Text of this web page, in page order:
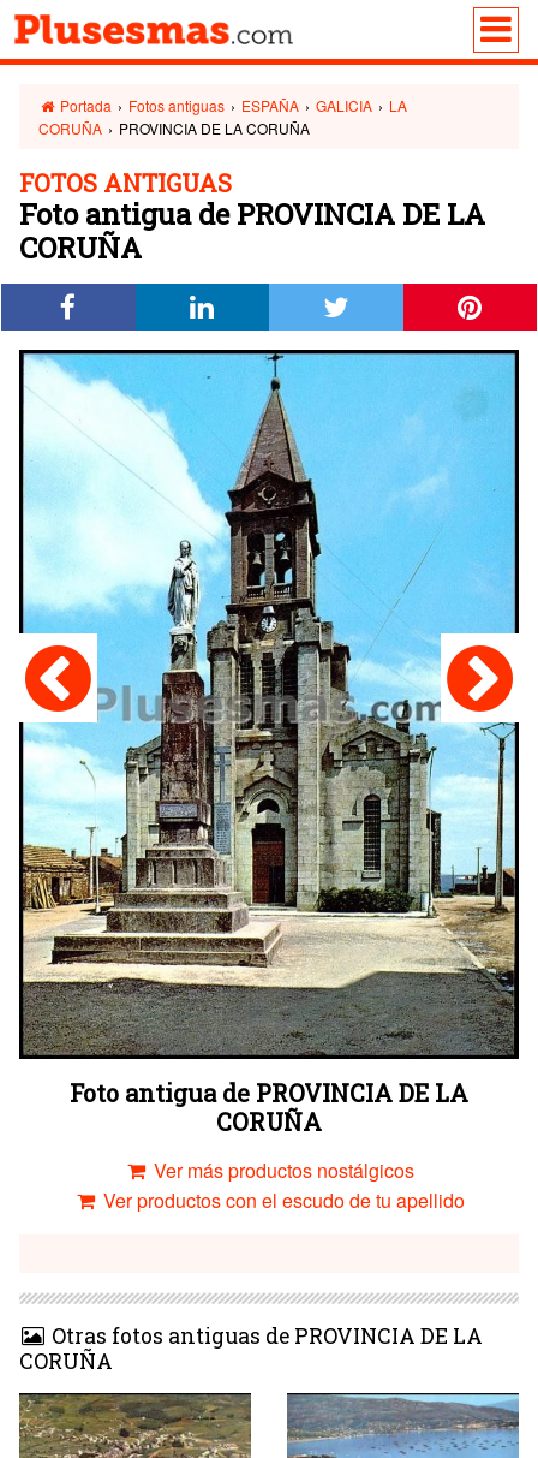
Portada › Fotos antiguas › ESPAÑA › GALICIA › LA
CORUÑA › PROVINCIA DE LA CORUÑA
FOTOS ANTIGUAS
Foto antigua de PROVINCIA DE LA
CORUÑA
Foto antigua de PROVINCIA DE LA
CORUÑA
Ver más productos nostálgicos
Ver productos con el escudo de tu apellido
Otras fotos antiguas de PROVINCIA DE LA
CORUÑA